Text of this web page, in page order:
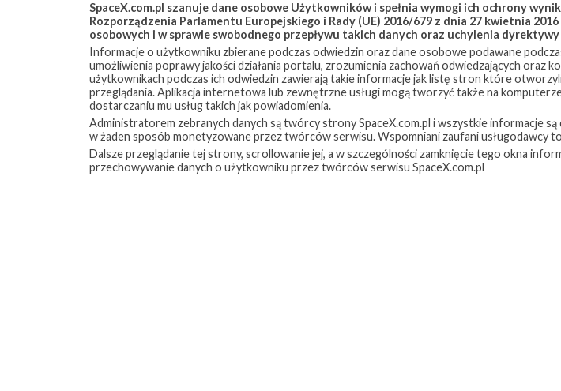
SpaceX.com.pl szanuje dane osobowe Użytkowników i spełnia wymogi ich ochrony
Rozporządzenia Parlamentu Europejskiego i Rady (UE) 2016/679 z dnia 27 kwietnia
osobowych i w sprawie swobodnego przepływu takich danych oraz uchylenia
Informacje o użytkowniku zbierane podczas odwiedzin oraz dane osobowe podawane
umożliwienia poprawy jakości działania portalu, zrozumienia zachowań odwiedzających oraz
użytkownikach podczas ich odwiedzin zawierają takie informacje jak listę stron które
przeglądania. Aplikacja internetowa lub zewnętrzne usługi mogą tworzyć także na
dostarczaniu mu usług takich jak powiadomienia.
Administratorem zebranych danych są twórcy strony SpaceX.com.pl i wszystkie informacje
w żaden sposób monetyzowane przez twórców serwisu. Wspomniani zaufani usługodawcy
Dalsze przeglądanie tej strony, scrollowanie jej, a w szczególności zamknięcie tego okna
przechowywanie danych o użytkowniku przez twórców serwisu SpaceX.com.pl